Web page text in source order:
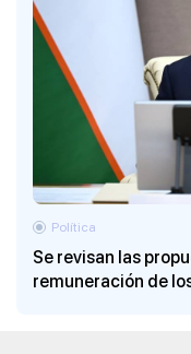
Se revisan las
remuneración de
Política